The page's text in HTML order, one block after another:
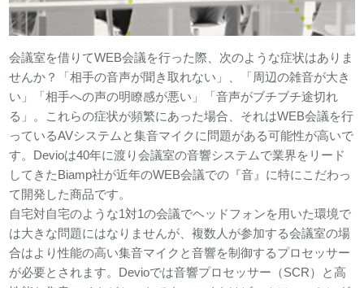
会議室を借りてWEB会議を行った際、次のような症状はありま
せんか？「相手の音声が聞き取れない」、「周辺の雑音が大き
い」「相手への声の明瞭感が悪い」「音声がブチブチ途切れ
る」。これらの症状が頻繁にあった場合、それはWEB会議を行
っているAVシステムと集音マイクに問題がある可能性が高いで
す。Devioは40年に渡り会議室の音響システムで業界をリード
してきたBiamp社が近年のWEB会議での『音』に特にこだわっ
て開発した商品です。
自宅対自宅のような1対1の会議でヘッドフォンを用いた環境で
は大きな問題にはなりませんが、複数人が参加する会議室の場
合はより性能の高い集音マイクと音響を制御するプロセッサー
が必要とされます。Devioでは音響プロセッサー（SCR）と高